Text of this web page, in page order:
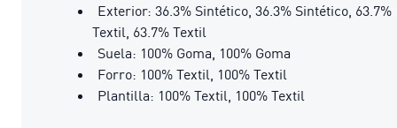
Exterior: 36.3% Sintético, 36.3% Sintético, 63.7%
Textil, 63.7% Textil
Suela: 100% Goma, 100% Goma
Forro: 100% Textil, 100% Textil
Plantilla: 100% Textil, 100% Textil